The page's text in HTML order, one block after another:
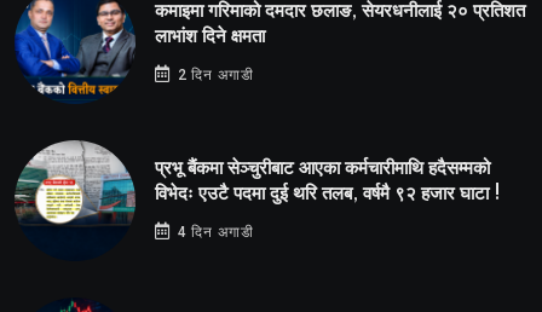
कमाइमा गरिमाको दमदार छलाङ, सेयरधनीलाई २० प्रतिशत
लाभांश दिने क्षमता
2 दिन अगाडी
प्रभू बैंकमा सेञ्चुरीबाट आएका कर्मचारीमाथि हदैसम्मको
विभेदः एउटै पदमा दुई थरि तलब, वर्षमै ९२ हजार घाटा !
4 दिन अगाडी